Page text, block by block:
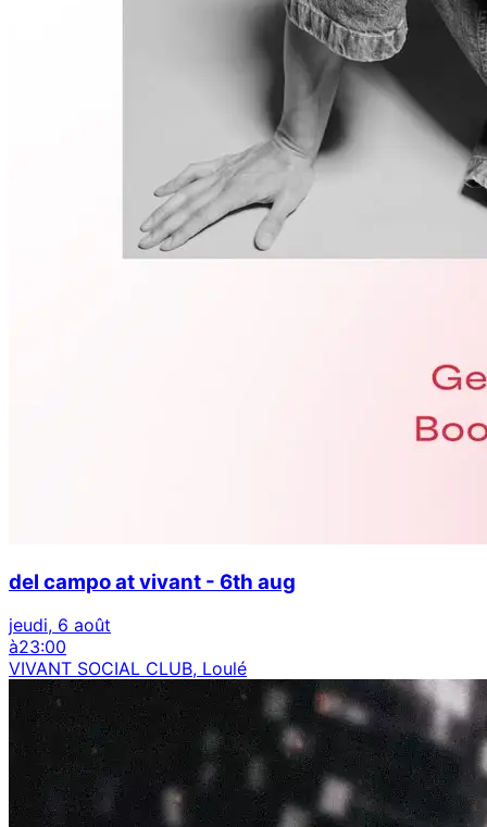
del campo at vivant - 6th aug
jeudi, 6 août
à23:00
VIVANT SOCIAL CLUB, Loulé